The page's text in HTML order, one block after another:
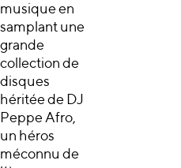
musique en
samplant une
grande
collection de
disques
héritée de DJ
Peppe Afro,
un héros
méconnu de